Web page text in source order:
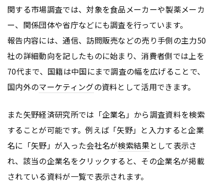
関する市場調査では、対象を食品メーカーや製薬メーカ
ー、関係団体や省庁などにも調査を行っています。
報告内容には、通信、訪問販売などの売り手側の主力50
社の詳細動向を記したものに始まり、消費者側では上を
70代まで、国籍は中国にまで調査の幅を広げることで、
国内外のマーケティングの資料として活用できます。
また矢野経済研究所では「企業名」から調査資料を検索
することが可能です。例えば「矢野」と入力すると企業
名に「矢野」が入った会社名が検索結果として表示さ
れ、該当の企業名をクリックすると、その企業名が掲載
されている資料が一覧で表示されます。